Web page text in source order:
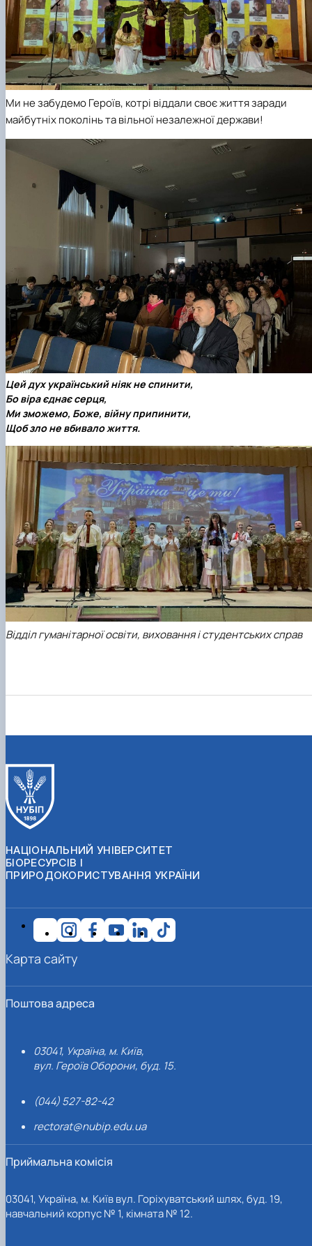
Ми не забудемо Героїв, котрі віддали своє життя заради
майбутніх поколінь та вільної незалежної держави!
Цей дух український ніяк не спинити,
Бо віра єднає серця,
Ми зможемо, Боже, війну припинити,
Щоб зло не вбивало життя.
Відділ гуманітарної освіти, виховання і студентських справ
НАЦІОНАЛЬНИЙ УНІВЕРСИТЕТ
БІОРЕСУРСІВ І
ПРИРОДОКОРИСТУВАННЯ УКРАЇНИ
Поштова адреса
03041, Україна, м. Київ,
вул. Героїв Оборони, буд. 15.
(044) 527-82-42
rectorat@nubip.edu.ua
Приймальна комісія
03041, Україна, м. Київ вул. Горіхуватський шлях, буд. 19,
навчальний корпус № 1, кімната № 12.
Карта сайту